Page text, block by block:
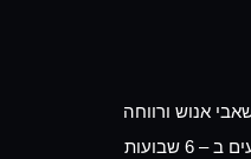
אנוש ורווחה
שבועות